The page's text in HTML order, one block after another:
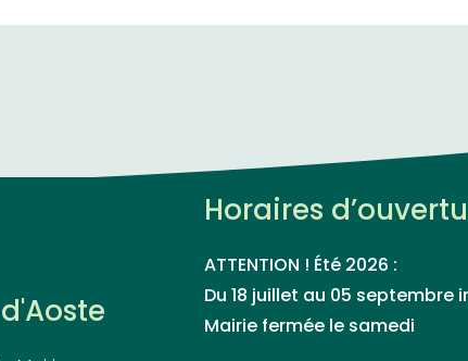
Horaires
ATTENTION ! Été 2026 :
Du 18 juillet au 05 septembre
Mairie fermée le samedi